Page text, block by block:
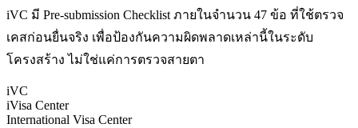
iVC มี Pre-submission Checklist ภายในจำนวน 47 ข้อ ที่ใช้ตรวจ
เคสก่อนยื่นจริง เพื่อป้องกันความผิดพลาดเหล่านี้ในระดับ
โครงสร้าง ไม่ใช่แค่การตรวจสายตา
iVC
iVisa Center
International Visa Center